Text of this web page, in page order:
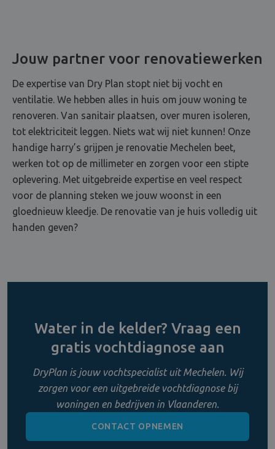
Jouw partner voor renovatiewerken
De expertise van Dry Plan stopt niet bij vocht en
ventilatie. We hebben alles in huis om jouw woning te
renoveren. Van sanitair plaatsen, over muren isoleren,
tot elektriciteit leggen. Niets wat wij niet kunnen! Onze
handige harry’s grijpen je renovatie Mechelen beet,
werken tot op de millimeter en zorgen voor een stipte
oplevering. Met uitgebreide expertise en veel respect
voor de planning steken we jouw woonst in een
gloednieuw kleedje. De renovatie van je huis volledig uit
handen geven?
Water in de kelder? Vraag een
gratis vochtdiagnose aan
DryPlan is jouw vochtspecialist uit Mechelen. Wij
zorgen voor een uitgebreide vochtdiagnose bij
woningen en bedrijven in Vlaanderen.
CONTACT OPNEMEN